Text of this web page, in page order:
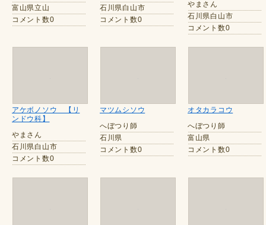
富山県立山
コメント数0
石川県白山市
コメント数0
やまさん
石川県白山市
コメント数0
アケボノソウ 【リ
ンドウ科】
やまさん
石川県白山市
コメント数0
マツムシソウ
へぼつり師
石川県
コメント数0
オタカラコウ
へぼつり師
富山県
コメント数0